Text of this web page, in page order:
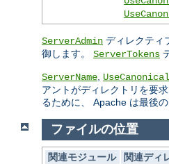
ServerAdmin ディレクティ
御します。 ServerTokens
ServerName
アントがディレクトリを要
るために、 Apache は最後
ファイルの位置
関連モジュール
関連ディ